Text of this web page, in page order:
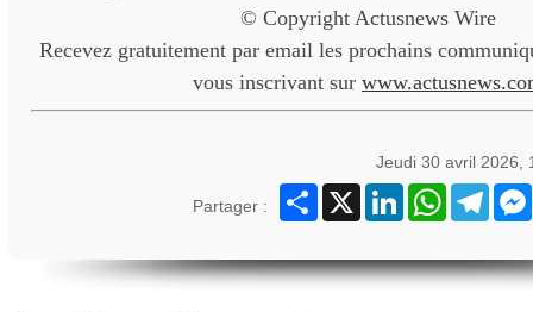
© Copyright Actusnews Wire
Recevez gratuitement par email les prochains
vous inscrivant sur
Jeudi 30 avril 2026,
Partager :
Partager
X LinkedInWhatsApp